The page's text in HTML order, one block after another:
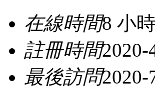
在線時間8 小時
註冊時間2020-
最後訪問2020-